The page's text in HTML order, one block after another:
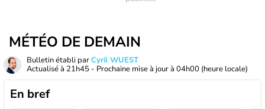
MÉTÉO DE DEMAIN
Bulletin établi parCyril WUEST
Actualisé à 21h45 - Prochaine mise à jour à 04h00 (heure locale)
En bref